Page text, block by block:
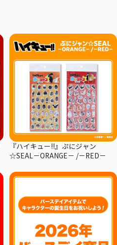
『ハイキュー!!』ぷにジャン
☆SEAL－ORANGE－ /－RED－